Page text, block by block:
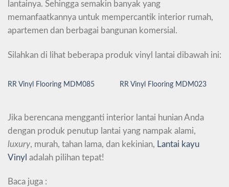
lantainya. Sehingga semakin banyak yang
memanfaatkannya untuk mempercantik interior rumah,
apartemen dan berbagai bangunan komersial.
Silahkan di lihat beberapa produk vinyl lantai dibawah ini:
RR Vinyl Flooring MDM085 RR Vinyl Flooring MDM023
Jika berencana mengganti interior lantai hunian Anda
dengan produk penutup lantai yang nampak alami,
luxury, murah, tahan lama, dan kekinian, Lantai kayu
Vinyl adalah pilihan tepat!
Baca juga :